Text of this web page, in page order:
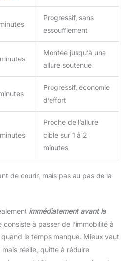
Progressif, sans
essoufflement
Montée jusqu’à une
allure soutenue
Progressif, économie
d’effort
Proche de l’allure
cible sur 1 à 2
minutes
de courir, mais pas au pas de la
immédiatement avant la
consiste à passer de l’immobilité à
le temps manque. Mieux vaut
réelle, quitte à réduire